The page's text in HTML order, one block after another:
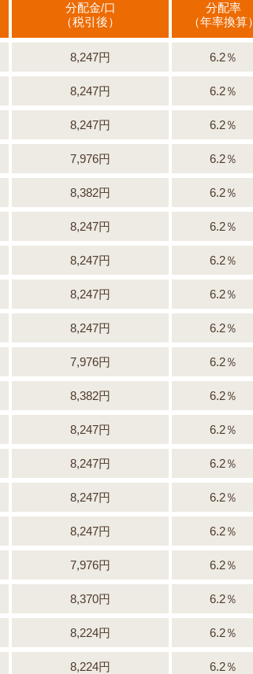
分配金/口
（税引後）
分配率
（年率換算）
8,247円 6.2％
8,247円 6.2％
8,247円 6.2％
7,976円 6.2％
8,382円 6.2％
8,247円 6.2％
8,247円 6.2％
8,247円 6.2％
8,247円 6.2％
7,976円 6.2％
8,382円 6.2％
8,247円 6.2％
8,247円 6.2％
8,247円 6.2％
8,247円 6.2％
7,976円 6.2％
8,370円 6.2％
8,224円 6.2％
8,224円 6.2％